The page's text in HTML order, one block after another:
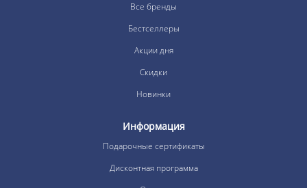
Все бренды
Бестселлеры
Акции дня
Скидки
Новинки
Информация
Подарочные сертификаты
Дисконтная программа